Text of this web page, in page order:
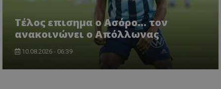
Tέλος επισημα ο Ασόρο... τον
ανακοινώνει ο Απόλλωνας
10.08.2026 - 06:39